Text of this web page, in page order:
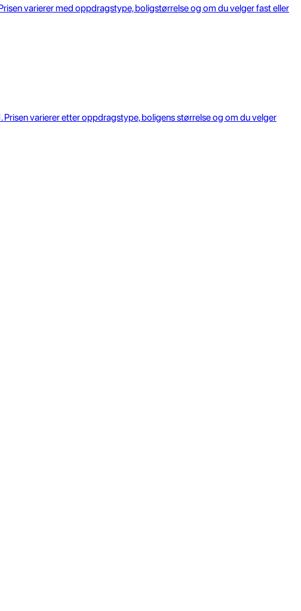
varierer med oppdragstype, boligstørrelse og om du velger fast eller
varierer etter oppdragstype, boligens størrelse og om du velger